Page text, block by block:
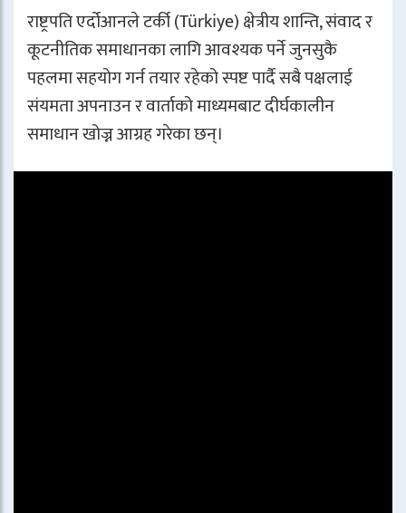
राष्ट्रपति एर्दोआनले टर्की (Türkiye) क्षेत्रीय शान्ति, संवाद र
कूटनीतिक समाधानका लागि आवश्यक पर्ने जुनसुकै
पहलमा सहयोग गर्न तयार रहेको स्पष्ट पार्दै सबै पक्षलाई
संयमता अपनाउन र वार्ताको माध्यमबाट दीर्घकालीन
समाधान खोज्न आग्रह गरेका छन्।